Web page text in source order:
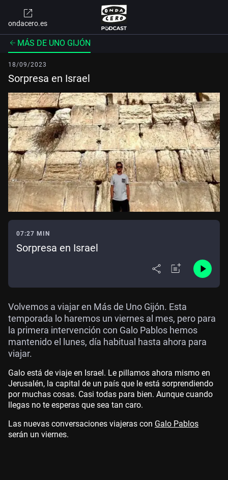
ondacero.es
MÁS DE UNO GIJÓN
18/09/2023
Sorpresa en Israel
07:27 MIN
Sorpresa en Israel
Volvemos a viajar en Más de Uno Gijón. Esta
temporada lo haremos un viernes al mes, pero para
la primera intervención con Galo Pablos hemos
mantenido el lunes, día habitual hasta ahora para
viajar.
Galo está de viaje en Israel. Le pillamos ahora mismo en
Jerusalén, la capital de un país que le está sorprendiendo
por muchas cosas. Casi todas para bien. Aunque cuando
llegas no te esperas que sea tan caro.
Las nuevas conversaciones viajeras con Galo Pablos
serán un viernes.